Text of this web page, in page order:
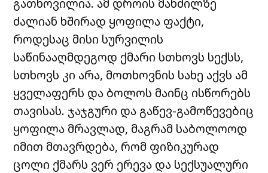
გათხოვილია. ამ დროის მანძილზე
ძალიან ხშირად ყოფილა ფაქტი,
როდესაც მისი სურვილის
საწინააღმდეგოდ ქმარი სთხოვს სექსს,
სთხოვს კი არა, მოთხოვნის სახე აქვს ამ
ყველაფერს და ბოლოს მაინც ისწორებს
თავისას. ჯაჯგური და გაწევ-გამოწევებიც
ყოფილა მრავლად, მაგრამ საბოლოოდ
იმით მთავრდება, რომ ფიზიკურად
ცოლი ქმარს ვერ ერევა და სექსუალური